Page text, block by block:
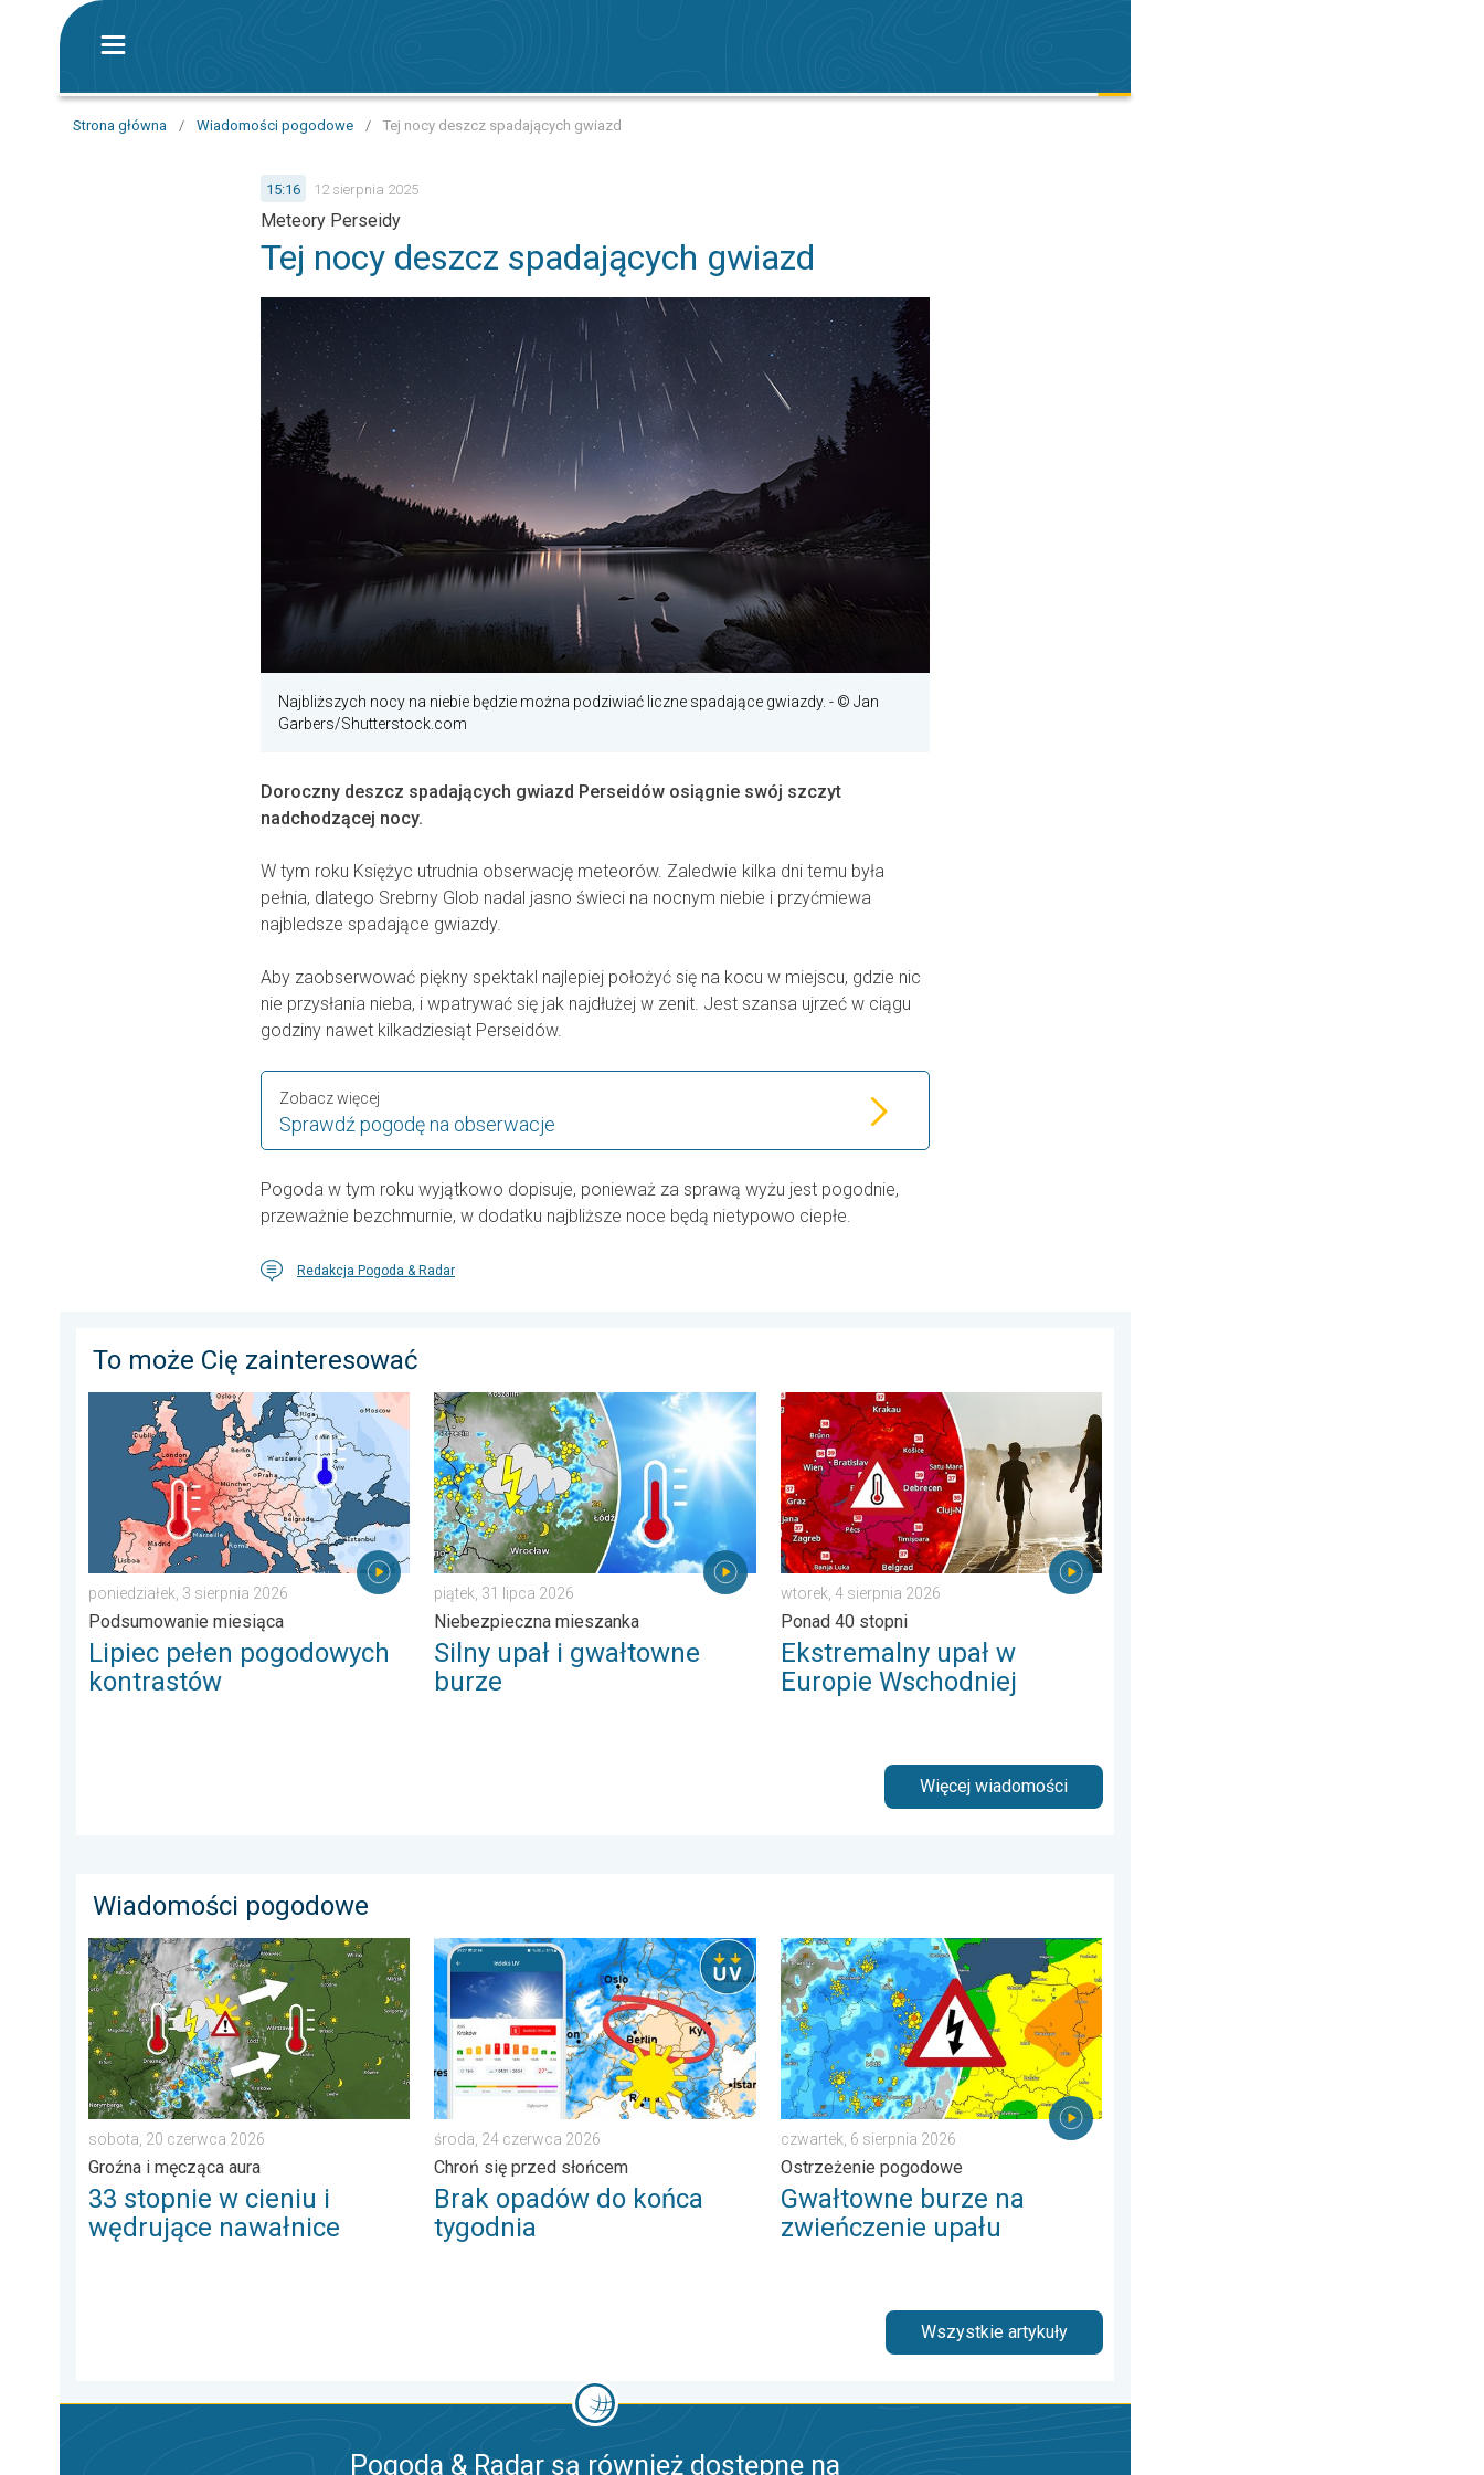
Strona główna / Wiadomości pogodowe / Tej nocy deszcz spadających gwiazd
15:16 12 sierpnia 2025
Meteory Perseidy
Tej nocy deszcz spadających gwiazd
Najbliższych nocy na niebie będzie można podziwiać liczne spadające gwiazdy. - © Jan
Garbers/Shutterstock.com
Doroczny deszcz spadających gwiazd Perseidów osiągnie swój szczyt
nadchodzącej nocy.
W tym roku Księżyc utrudnia obserwację meteorów. Zaledwie kilka dni temu była
pełnia, dlatego Srebrny Glob nadal jasno świeci na nocnym niebie i przyćmiewa
najbledsze spadające gwiazdy.
Aby zaobserwować piękny spektakl najlepiej położyć się na kocu w miejscu, gdzie nic
nie przysłania nieba, i wpatrywać się jak najdłużej w zenit. Jest szansa ujrzeć w ciągu
godziny nawet kilkadziesiąt Perseidów.
Sprawdź pogodę na obserwacje
Zobacz więcej
Pogoda w tym roku wyjątkowo dopisuje, ponieważ za sprawą wyżu jest pogodnie,
przeważnie bezchmurnie, w dodatku najbliższe noce będą nietypowo ciepłe.
Redakcja Pogoda & Radar
To może Cię zainteresować
Lipiec pełen pogodowych kontrastów. Podsumowanie miesiąca. . . poniedziałek, 3 sierpnia 2026
poniedziałek, 3 sierpnia 2026
Podsumowanie miesiąca
Lipiec pełen pogodowych
kontrastów
Silny upał i gwałtowne burze. Niebezpieczna mieszanka. . . piątek, 31 lipca 2026
piątek, 31 lipca 2026
Niebezpieczna mieszanka
Silny upał i gwałtowne
burze
Ekstremalny upał w Europie Wschodniej. Ponad 40 stopni. . . wtorek, 4 sierpnia 2026
wtorek, 4 sierpnia 2026
Ponad 40 stopni
Ekstremalny upał w
Europie Wschodniej
Więcej wiadomości
Wiadomości pogodowe
33 stopnie w cieniu i wędrujące nawałnice. Groźna i męcząca aura. . . sobota, 20 czerwca 2026
sobota, 20 czerwca 2026
Groźna i męcząca aura
33 stopnie w cieniu i
wędrujące nawałnice
Brak opadów do końca tygodnia. Chroń się przed słońcem. . . środa, 24 czerwca 2026
środa, 24 czerwca 2026
Chroń się przed słońcem
Brak opadów do końca
tygodnia
Gwałtowne burze na zwieńczenie upału. Ostrzeżenie pogodowe. . . czwartek, 6 sierpnia
czwartek, 6 sierpnia 2026
Ostrzeżenie pogodowe
Gwałtowne burze na
zwieńczenie upału
Wszystkie artykuły
Pogoda & Radar są również dostępne na